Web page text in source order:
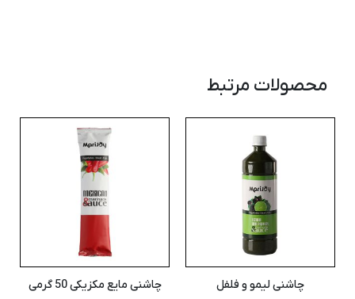
محصولات مرتبط
چاشنی لیمو و فلفل چاشنی مایع مکزیکی 50 گرمی